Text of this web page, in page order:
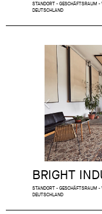
STANDORT - GESCHÄFTSRAUM
DEUTSCHLAND
STANDORT - GESCHÄFTSRAUM
DEUTSCHLAND